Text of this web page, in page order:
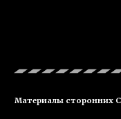
Материалы сторонних